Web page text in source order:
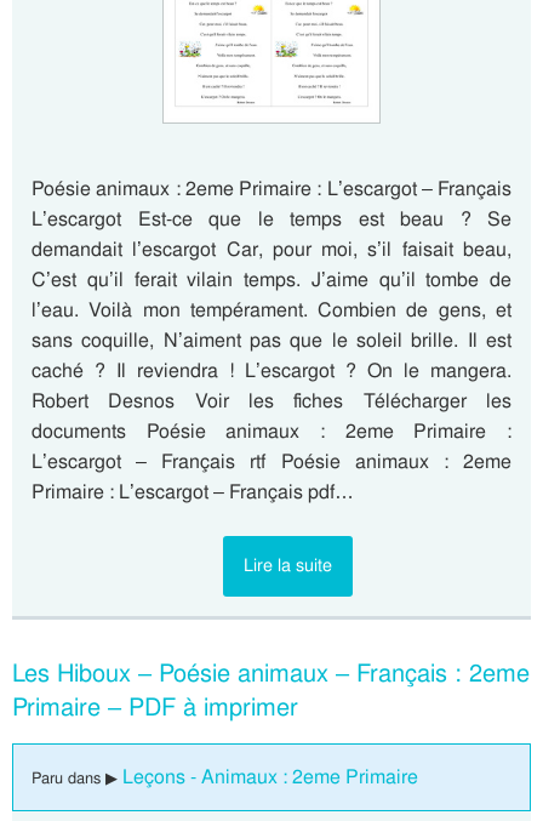
Poésie animaux : 2eme Primaire : L’escargot – Français
L’escargot Est-ce que le temps est beau ? Se
demandait l’escargot Car, pour moi, s’il faisait beau,
C’est qu’il ferait vilain temps. J’aime qu’il tombe de
l’eau. Voilà mon tempérament. Combien de gens, et
sans coquille, N’aiment pas que le soleil brille. Il est
caché ? Il reviendra ! L’escargot ? On le mangera.
Robert Desnos Voir les fiches Télécharger les
documents Poésie animaux : 2eme Primaire :
L’escargot – Français rtf Poésie animaux : 2eme
Primaire : L’escargot – Français pdf…
Lire la suite
Les Hiboux – Poésie animaux – Français : 2eme
Primaire – PDF à imprimer
Paru dans ▶ Leçons - Animaux : 2eme Primaire